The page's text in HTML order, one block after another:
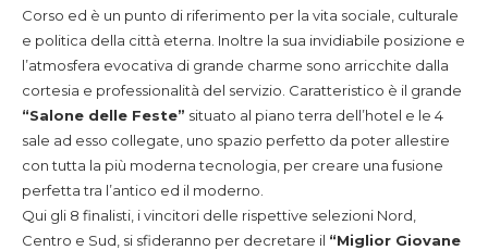
Corso ed è un punto di riferimento per la vita sociale, culturale
e politica della città eterna. Inoltre la sua invidiabile posizione e
l’atmosfera evocativa di grande charme sono arricchite dalla
cortesia e professionalità del servizio. Caratteristico è il grande
“Salone delle Feste” situato al piano terra dell’hotel e le 4
sale ad esso collegate, uno spazio perfetto da poter allestire
con tutta la più moderna tecnologia, per creare una fusione
perfetta tra l’antico ed il moderno.
Qui gli 8 finalisti, i vincitori delle rispettive selezioni Nord,
Centro e Sud, si sfideranno per decretare il “Miglior Giovane